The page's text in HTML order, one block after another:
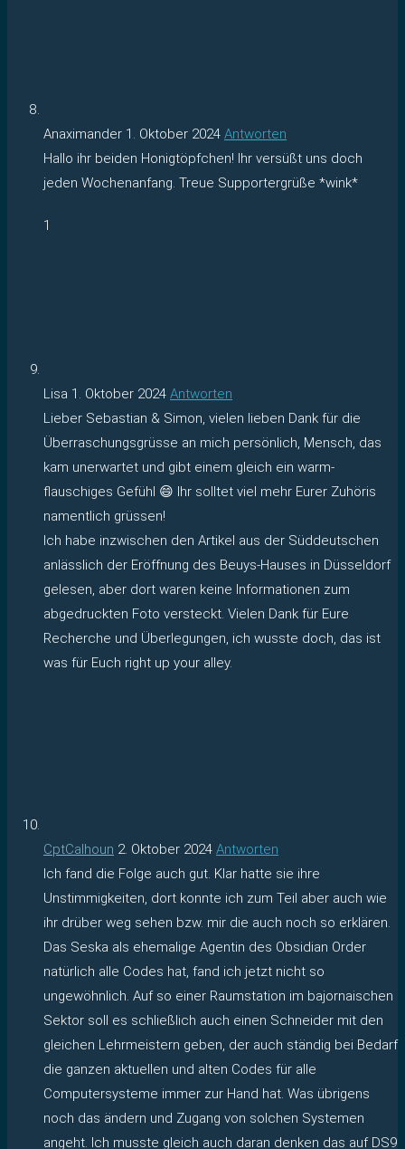
Anaximander 1. Oktober 2024 Antworten
Hallo ihr beiden Honigtöpfchen! Ihr versüßt uns doch
jeden Wochenanfang. Treue Supportergrüße *wink*
1
Lisa 1. Oktober 2024 Antworten
Lieber Sebastian & Simon, vielen lieben Dank für die
Überraschungsgrüsse an mich persönlich, Mensch, das
kam unerwartet und gibt einem gleich ein warm-
flauschiges Gefühl 😄 Ihr solltet viel mehr Eurer Zuhöris
namentlich grüssen!
Ich habe inzwischen den Artikel aus der Süddeutschen
anlässlich der Eröffnung des Beuys-Hauses in Düsseldorf
gelesen, aber dort waren keine Informationen zum
abgedruckten Foto versteckt. Vielen Dank für Eure
Recherche und Überlegungen, ich wusste doch, das ist
was für Euch right up your alley.
CptCalhoun 2. Oktober 2024 Antworten
Ich fand die Folge auch gut. Klar hatte sie ihre
Unstimmigkeiten, dort konnte ich zum Teil aber auch wie
ihr drüber weg sehen bzw. mir die auch noch so erklären.
Das Seska als ehemalige Agentin des Obsidian Order
natürlich alle Codes hat, fand ich jetzt nicht so
ungewöhnlich. Auf so einer Raumstation im bajornaischen
Sektor soll es schließlich auch einen Schneider mit den
gleichen Lehrmeistern geben, der auch ständig bei Bedarf
die ganzen aktuellen und alten Codes für alle
Computersysteme immer zur Hand hat. Was übrigens
noch das ändern und Zugang von solchen Systemen
angeht. Ich musste gleich auch daran denken das auf DS9